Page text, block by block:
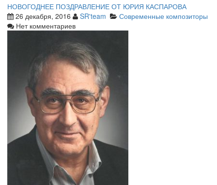
НОВОГОДНЕЕ ПОЗДРАВЛЕНИЕ ОТ ЮРИЯ КАСПАРОВА
26 декабря, 2016
SR'team
Современные композиторы
Нет комментариев